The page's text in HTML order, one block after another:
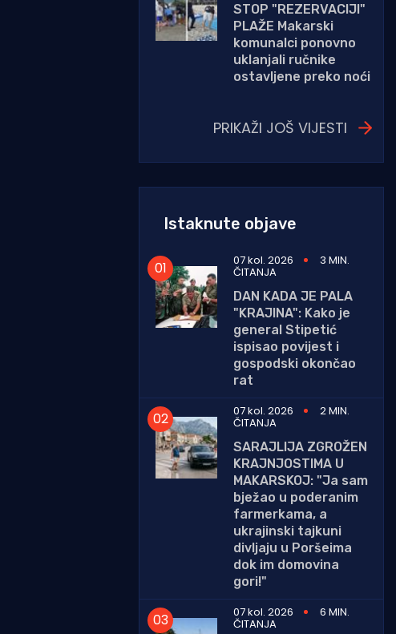
STOP "REZERVACIJI"
PLAŽE Makarski
komunalci ponovno
uklanjali ručnike
ostavljene preko noći
PRIKAŽI JOŠ VIJESTI
Istaknute objave
07 kol. 2026 3 MIN.
ČITANJA
DAN KADA JE PALA
"KRAJINA": Kako je
general Stipetić
ispisao povijest i
gospodski okončao
rat
07 kol. 2026
2 MIN.
ČITANJA
SARAJLIJA ZGROŽEN
KRAJNJOSTIMA U
MAKARSKOJ: "Ja sam
bježao u poderanim
farmerkama, a
ukrajinski tajkuni
divljaju u Poršeima
dok im domovina
gori!"
07 kol. 2026
6 MIN.
ČITANJA